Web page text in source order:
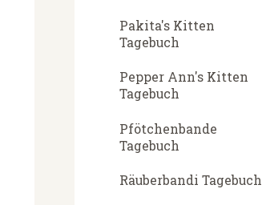
Pakita's Kitten
Tagebuch
Pepper Ann's Kitten
Tagebuch
Pfötchenbande
Tagebuch
Räuberbandi Tagebuch